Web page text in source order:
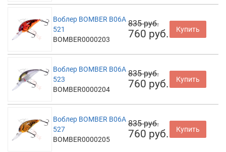
Воблер BOMBER B06A
521
BOMBER0000203
835 руб.
760 руб. Купить
Воблер BOMBER B06A
523
BOMBER0000204
835 руб.
760 руб. Купить
Воблер BOMBER B06A
527
BOMBER0000205
835 руб.
760 руб. Купить